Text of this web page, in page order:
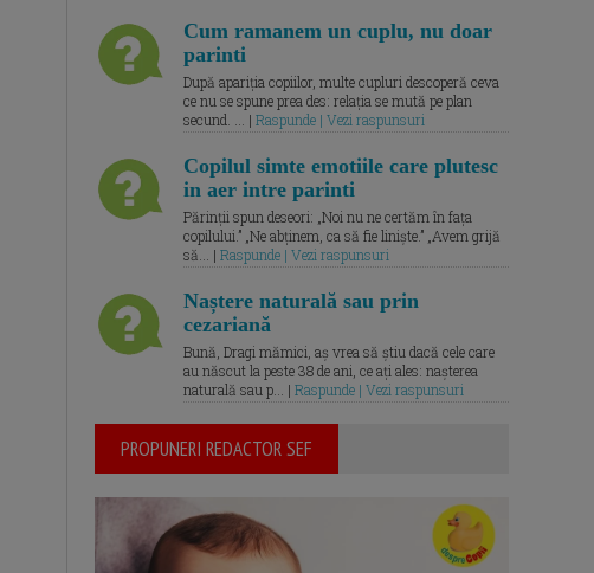
Cum ramanem un cuplu, nu doar
parinti
După apariția copiilor, multe cupluri descoperă ceva
ce nu se spune prea des: relația se mută pe plan
secund. ... | Raspunde | Vezi raspunsuri
Copilul simte emotiile care plutesc
in aer intre parinti
Părinții spun deseori: „Noi nu ne certăm în fața
copilului.” „Ne abținem, ca să fie liniște.” „Avem grijă
să... | Raspunde | Vezi raspunsuri
Naștere naturală sau prin
cezariană
Bună, Dragi mămici, aș vrea să știu dacă cele care
au născut la peste 38 de ani, ce ați ales: nașterea
naturală sau p... | Raspunde | Vezi raspunsuri
PROPUNERI REDACTOR SEF